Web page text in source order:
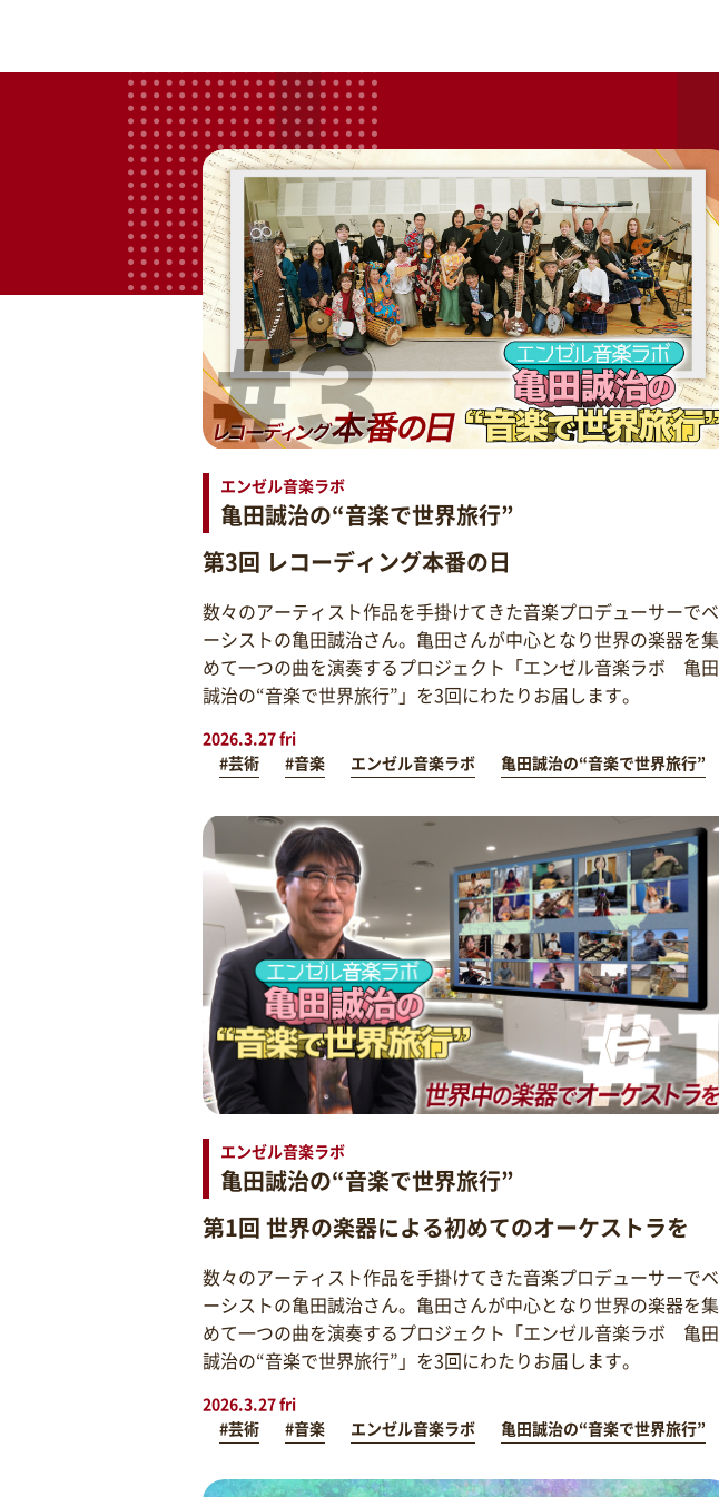
エンゼル音楽ラボ
亀田誠治の“音楽で世界旅行”
第3回 レコーディング本番の日
数々のアーティスト作品を手掛けてきた音楽プロデューサーでベ
ーシストの亀田誠治さん。亀田さんが中心となり世界の楽器を集
めて一つの曲を演奏するプロジェクト「エンゼル音楽ラボ 亀田
誠治の“音楽で世界旅行”」を3回にわたりお届します。
2026.3.27 fri
#芸術
#音楽 エンゼル音楽ラボ 亀田誠治の“音楽で世界旅行”
エンゼル音楽ラボ
亀田誠治の“音楽で世界旅行”
第1回 世界の楽器による初めてのオーケストラを
数々のアーティスト作品を手掛けてきた音楽プロデューサーでベ
ーシストの亀田誠治さん。亀田さんが中心となり世界の楽器を集
めて一つの曲を演奏するプロジェクト「エンゼル音楽ラボ 亀田
誠治の“音楽で世界旅行”」を3回にわたりお届します。
2026.3.27 fri
#芸術
#音楽 エンゼル音楽ラボ 亀田誠治の“音楽で世界旅行”